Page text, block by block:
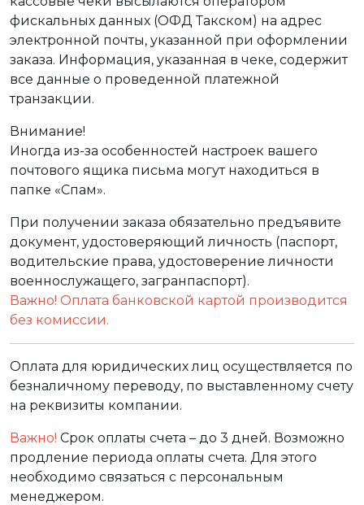
фискальных данных (ОФД Такском) на адрес
электронной почты, указанной при оформлении
заказа. Информация, указанная в чеке, содержит
все данные о проведенной платежной
транзакции.
Внимание!
Иногда из-за особенностей настроек вашего
почтового ящика письма могут находиться в
папке «Спам».
При получении заказа обязательно предъявите
документ, удостоверяющий личность (паспорт,
водительские права, удостоверение личности
военнослужащего, загранпаспорт).
Важно! Оплата банковской картой производится
без комиссии.
Оплата для юридических лиц осуществляется по
безналичному переводу, по выставленному счету
на реквизиты компании.
Важно! Срок оплаты счета – до 3 дней. Возможно
продление периода оплаты счета. Для этого
необходимо связаться с персональным
менеджером.